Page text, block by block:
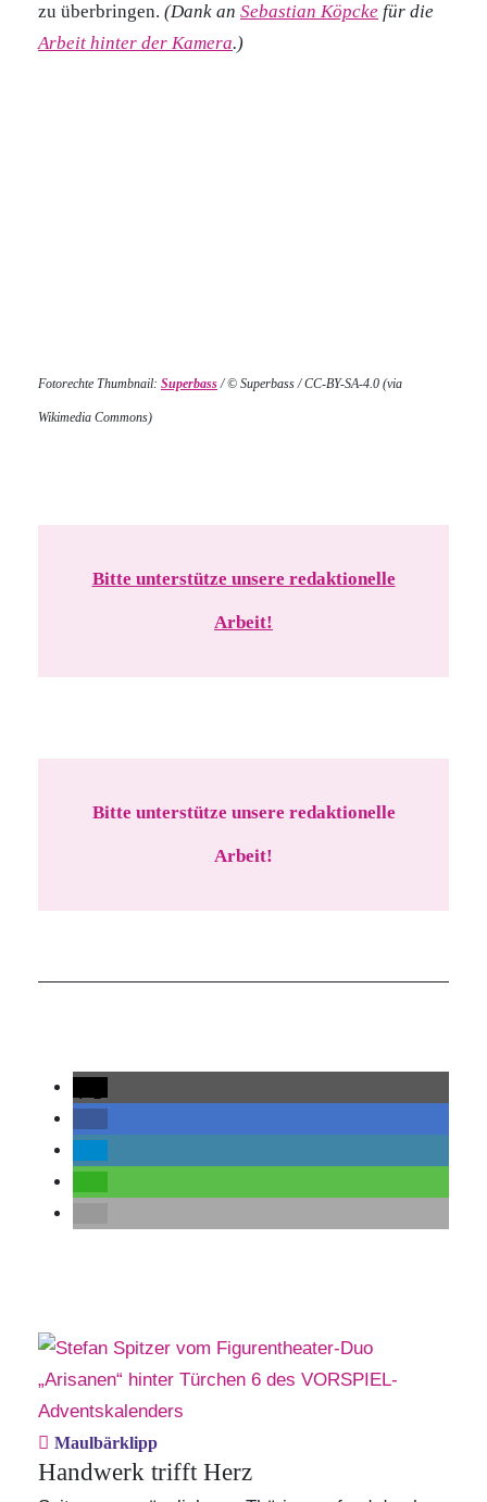
zu überbringen. (Dank an Sebastian Köpcke für die
Arbeit hinter der Kamera.)
Fotorechte Thumbnail: Superbass / © Superbass / CC-BY-SA-4.0 (via
Wikimedia Commons)
Bitte unterstütze unsere redaktionelle
Arbeit!
Bitte unterstütze unsere redaktionelle
Arbeit!
Maulbärklipp
Handwerk trifft Herz